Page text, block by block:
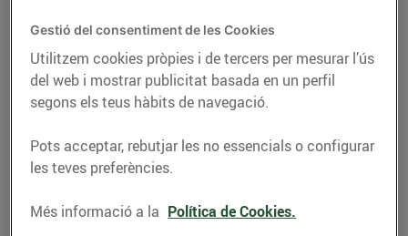
RECEPTES
Gestió del consentiment de les Cookies
Utilitzem cookies pròpies i de tercers per mesurar l’ús
del web i mostrar publicitat basada en un perfil
segons els teus hàbits de navegació.
Pots acceptar, rebutjar les no essencials o configurar
les teves preferències.
Més informació a la Política de Cookies.